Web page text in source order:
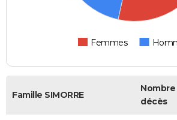
Femmes
Famille SIMORRE
Nombre
décès